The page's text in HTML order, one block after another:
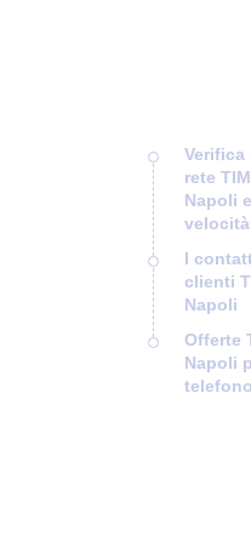
Verifica
rete
Napoli
velocità
I
clienti
Napoli
Offerte
Napoli
telefono